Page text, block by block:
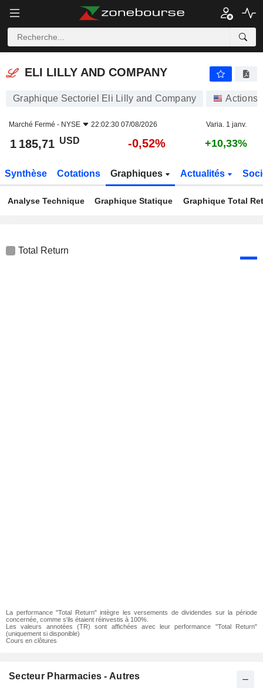
ELI LILLY AND COMPANY
ELI LILLY AND COMPANY
Graphique Sectoriel Eli Lilly and Company Actions
Marché Fermé - NYSE 22:02:30 07/08/2026 Varia. 1 janv.
1 185,71 USD -0,52% +10,33%
Synthèse Cotations Graphiques Actualités
Analyse Technique Graphique Statique Graphique Total
Total Return
La performance "Total Return" intègre les versements de dividendes sur la période
concernée, comme s'ils étaient réinvestis à 100%.
Les valeurs annotées (TR) sont affichées avec leur performance "Total Return"
(uniquement si disponible)
Cours en clôtures
Secteur Pharmacies - Autres